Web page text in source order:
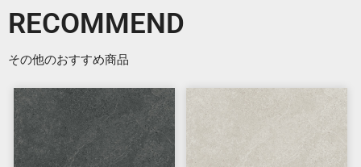
RECOMMEND
その他のおすすめ商品